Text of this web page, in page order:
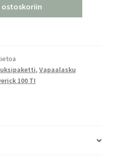
ostoskoriin
, Vapaalasku
100 TI